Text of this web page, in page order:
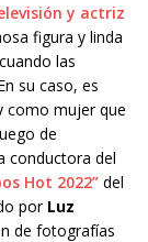
y actriz
figura y linda
las
su caso, es
como mujer que
de
conductora del
Hot 2022” del
por Luz
de fotografías